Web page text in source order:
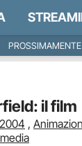
PROSSIMAMENTE
il film
2004 ,